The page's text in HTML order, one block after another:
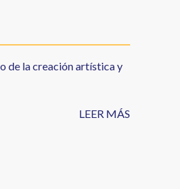
de la creación artística y
LEER MÁS